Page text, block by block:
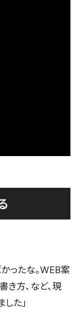
ったな。WEB案
き方、など、現
た」